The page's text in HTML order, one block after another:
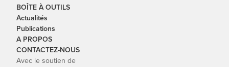
BOÎTE À OUTILS
Actualités
Publications
A PROPOS
CONTACTEZ-NOUS
Avec le soutien de